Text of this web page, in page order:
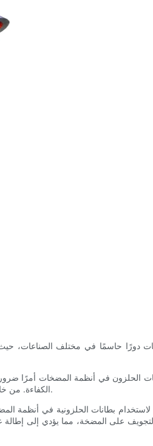
دورًا حاسمًا في مختلف الصناعات، حيث
الحلزون في أنظمة المضخات أمرًا
الكفاءة. من خلال التحكم بعناية في تدفق السائل، تساعد بطانات الحلزونية على زيادة الضغط وتقليل الاضطرابات داخل المضخة، مما يؤدي إلى تحسين الأداء وكفاءة الطاقة.
لاستخدام بطانات الحلزونية في
على المضخة، مما يؤدي إلى